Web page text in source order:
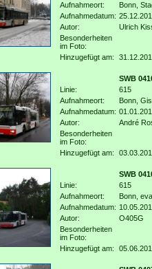
Aufnahmeort:
Bonn,
Aufnahmedatum:
Autor:
Ulrich
Besonderheiten
im Foto:
Hinzugefügt am:
SWB
Linie:
615
Aufnahmeort:
Bonn,
Aufnahmedatum:
Autor:
André
Besonderheiten
im Foto:
Hinzugefügt am:
SWB
Linie:
615
Aufnahmeort:
Bonn,
Aufnahmedatum:
Autor:
O405G
Besonderheiten
im Foto:
Hinzugefügt am: